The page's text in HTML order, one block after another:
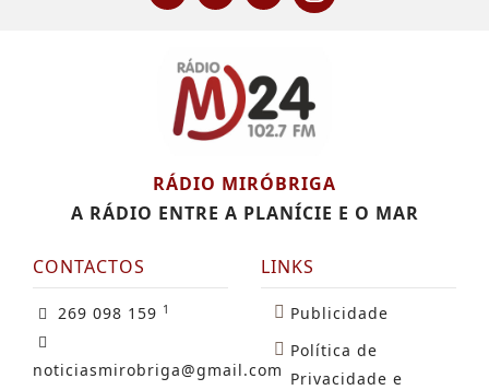
RÁDIO MIRÓBRIGA
A RÁDIO ENTRE A PLANÍCIE E O MAR
CONTACTOS
269 098 159 1
noticiasmirobriga@gmail.com
LINKS
Publicidade
Política de
Privacidade e